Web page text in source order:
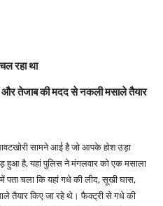
रहा था
तेजाब की मदद से नकली मसाले तैयार
सामने आई है जो आपके होश उड़ा
है, यहां पुलिस ने मंगलवार को एक मसाला
पता चला कि यहां गधे की लीद, सूखी घास,
तैयार किए जा रहे थे। फैक्ट्री से गधे की